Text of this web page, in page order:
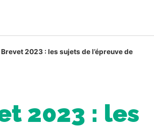
Brevet 2023 : les sujets de l’épreuve de
2023 : les